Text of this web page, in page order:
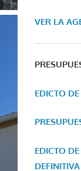
VER LA
EDICTO
EDICTO
DEFINITIVA